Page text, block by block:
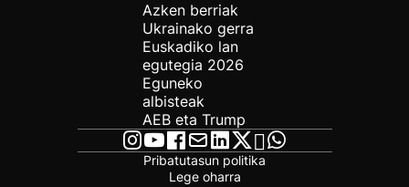
Azken berriak
Ukrainako gerra
Euskadiko lan
egutegia 2026
Eguneko
albisteak
AEB eta Trump
Pribatutasun politika
Lege oharra